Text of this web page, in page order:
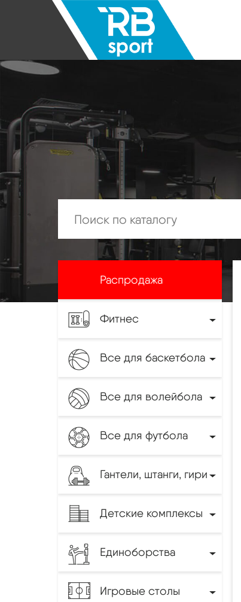
Распродажа
Фитнес
Все для баскетбола
Все для волейбола
Все для футбола
Гантели, штанги, гири
Детские комплексы
Единоборства
Игровые столы